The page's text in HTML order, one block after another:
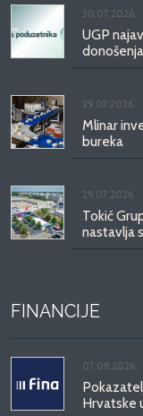
30.07.2026.
UGP
29.07.2026.
Mlinar
bureka
29.07.2026.
Tokić
nastavlja
FINANCIJE
07.08.2026.
Hrvatske